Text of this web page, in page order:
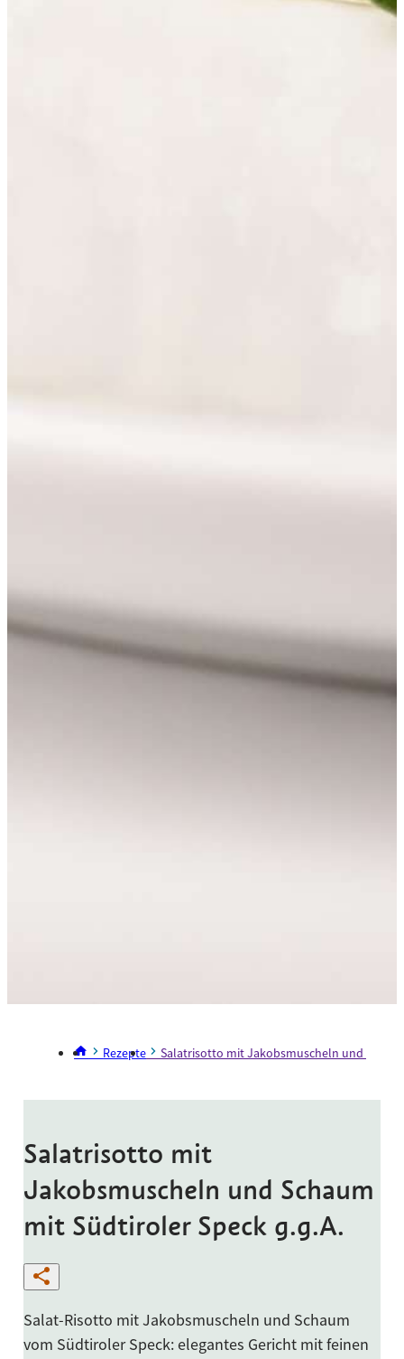
Rezepte Salatrisotto mit Jakobsmuscheln und
Salatrisotto mit
Jakobsmuscheln und Schaum
mit Südtiroler Speck g.g.A.
Salat-Risotto mit Jakobsmuscheln und Schaum
vom Südtiroler Speck: elegantes Gericht mit feinen